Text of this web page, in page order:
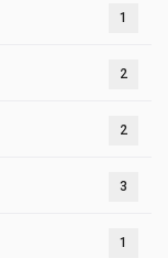
1
2
2
3
1